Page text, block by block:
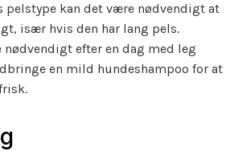
kan det være nødvendigt at
især hvis den har lang pels.
efter en dag med leg
en mild hundeshampoo for at